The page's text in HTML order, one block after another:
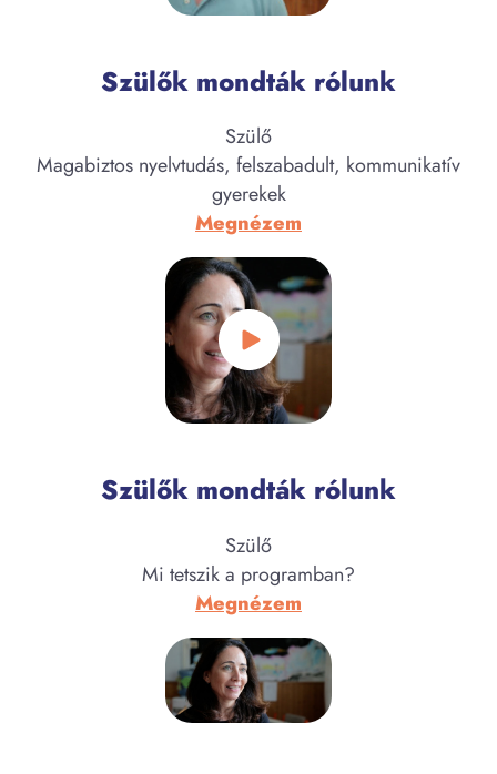
Szülők mondták rólunk
Szülő
Magabiztos nyelvtudás, felszabadult, kommunikatív
gyerekek
Megnézem
Viszolajszky
Bálint
Szülők mondták rólunk
Szülő
Mi tetszik a programban?
Megnézem
Svastits
Gabriella